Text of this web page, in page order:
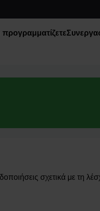
σχετικά με τη